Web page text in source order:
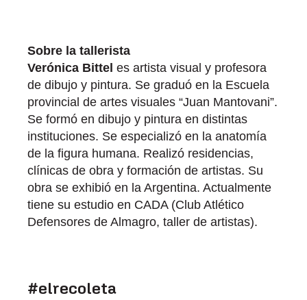
Sobre la tallerista
Verónica Bittel es artista visual y profesora
de dibujo y pintura. Se graduó en la Escuela
provincial de artes visuales “Juan Mantovani”.
Se formó en dibujo y pintura en distintas
instituciones. Se especializó en la anatomía
de la figura humana. Realizó residencias,
clínicas de obra y formación de artistas. Su
obra se exhibió en la Argentina. Actualmente
tiene su estudio en CADA (Club Atlético
Defensores de Almagro, taller de artistas).
#elrecoleta